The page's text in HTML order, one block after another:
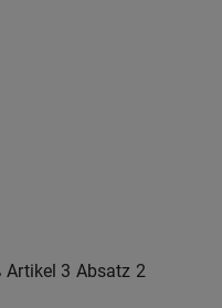
Artikel 3 Absatz 2